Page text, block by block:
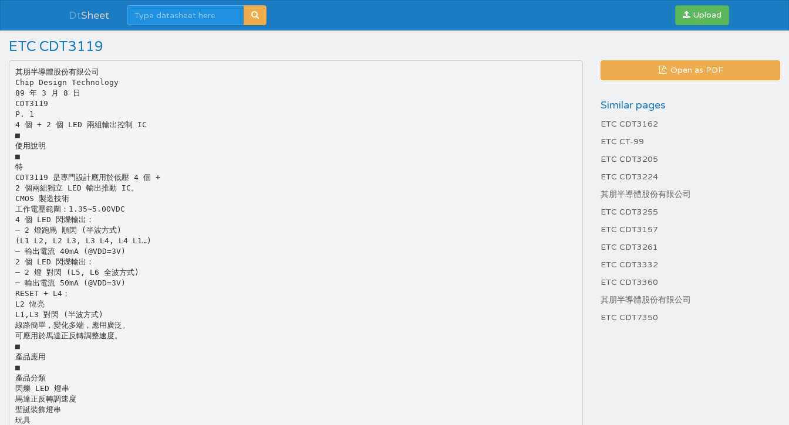
DtSheet Upload
ETC CDT3119
其朋半導體股份有限公司
Chip Design Technology
89 年 3 月 8 日
CDT3119
P. 1
4 個 + 2 個 LED 兩組輸出控制 IC
■
使用說明
■
特
CDT3119 是專門設計應用於低壓 4 個 +
2 個兩組獨立 LED 輸出推動 IC。
CMOS 製造技術
工作電壓範圍：1.35~5.00VDC
4 個 LED 閃爍輸出：
─ 2 燈跑馬 順閃 (半波方式)
(L1 L2, L2 L3, L3 L4, L4 L1…)
─ 輸出電流 40mA (@VDD=3V)
2 個 LED 閃爍輸出：
─ 2 燈 對閃 (L5, L6 全波方式)
─ 輸出電流 50mA (@VDD=3V)
RESET + L4；
L2 恆亮
L1,L3 對閃 (半波方式)
線路簡單，變化多端，應用廣泛。
可應用於馬達正反轉調整速度。
■
產品應用
■
產品分類
閃爍 LED 燈串
馬達正反轉調速度
聖誕裝飾燈串
玩具
Open as PDF
Similar pages
ETC CDT3162
ETC CT-99
ETC CDT3205
ETC CDT3224
其朋半導體股份有限公司
ETC CDT3255
ETC CDT3157
ETC CDT3261
ETC CDT3332
ETC CDT3360
其朋半導體股份有限公司
ETC CDT7350